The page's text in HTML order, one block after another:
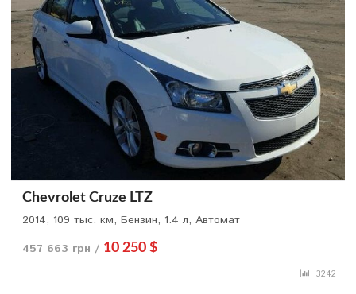
Chevrolet Cruze LTZ
2014, 109 тыс. км, Бензин, 1.4 л, Автомат
457 663 грн / 10 250 $
3242